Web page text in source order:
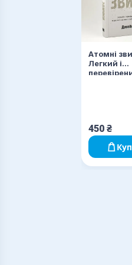
Атомні
Легкий і
450 ₴